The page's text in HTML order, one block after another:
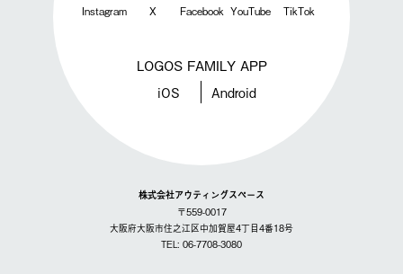
Instagram X Facebook YouTube TikTok
LOGOS FAMILY APP
iOS Android
株式会社アウティングスペース
〒559-0017
大阪府大阪市住之江区中加賀屋4丁目4番18号
TEL: 06-7708-3080